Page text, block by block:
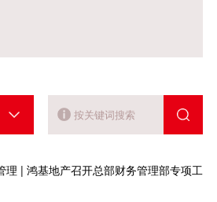
理 | 鸿基地产召开总部财务管理部专项工